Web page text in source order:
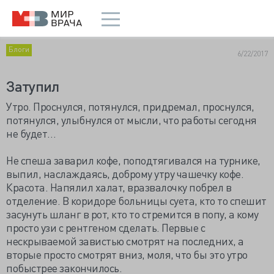
Блоги 6/22/2017
Затупил
Утро. Проснулся, потянулся, придремал, проснулся,
потянулся, улыбнулся от мысли, что работы сегодня
не будет…
Не спеша заварил кофе, поподтягивался на турнике,
выпил, наслаждаясь, доброму утру чашечку кофе.
Красота. Напялил халат, вразвалочку побрел в
отделение. В коридоре больницы суета, кто то спешит
засунуть шланг в рот, кто то стремится в попу, а кому
просто узи с рентгеном сделать. Первые с
нескрываемой завистью смотрят на последних, а
вторые просто смотрят вниз, моля, что бы это утро
побыстрее закончилось.